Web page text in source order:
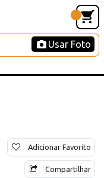
Usar Foto
Adicionar Favorito
Compartilhar